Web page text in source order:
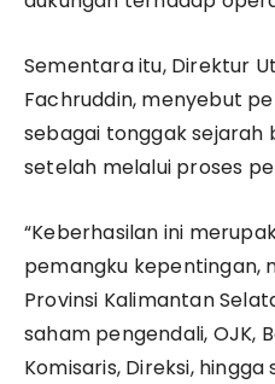
Sementara itu, Direktur
Fachruddin, menyebut
sebagai tonggak sejarah
setelah melalui proses
“Keberhasilan ini
pemangku kepentingan,
Provinsi Kalimantan
saham pengendali, OJK,
Komisaris, Direksi,